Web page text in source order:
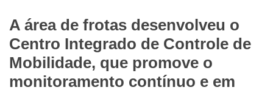
A área de frotas desenvolveu o
Centro Integrado de Controle de
Mobilidade, que promove o
monitoramento contínuo e em